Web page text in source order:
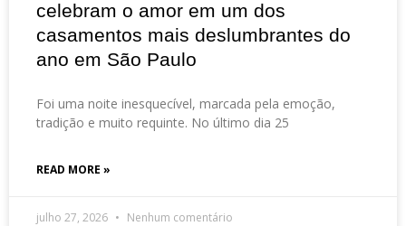
celebram o amor em um dos
casamentos mais deslumbrantes do
ano em São Paulo
Foi uma noite inesquecível, marcada pela emoção,
tradição e muito requinte. No último dia 25
READ MORE »
julho 27, 2026 Nenhum comentário